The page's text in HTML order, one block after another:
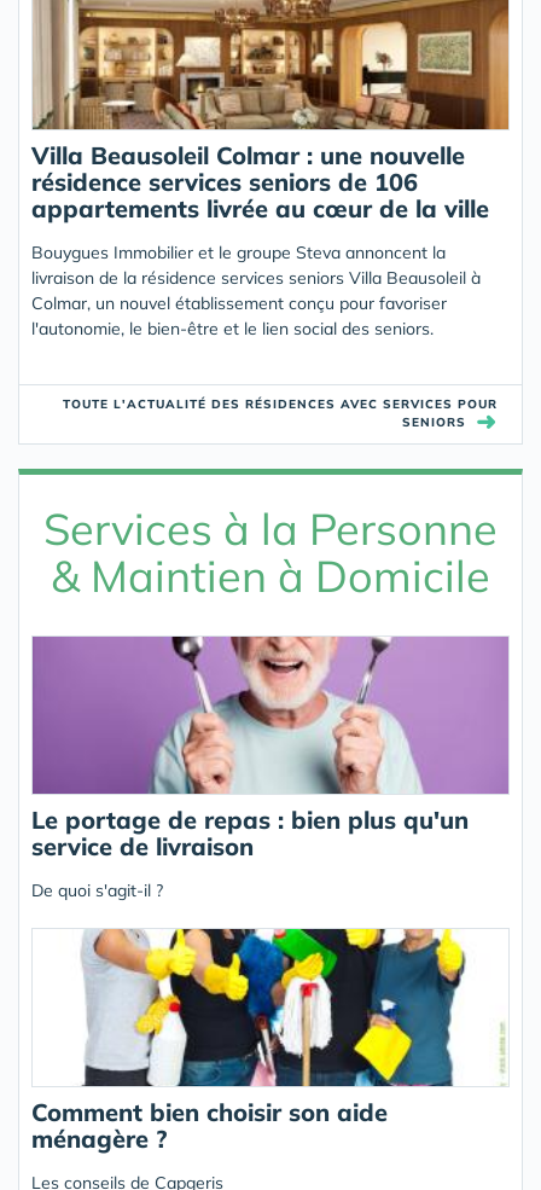
Villa Beausoleil Colmar : une nouvelle
résidence services seniors de 106
appartements livrée au cœur de la ville
Bouygues Immobilier et le groupe Steva annoncent la
livraison de la résidence services seniors Villa Beausoleil à
Colmar, un nouvel établissement conçu pour favoriser
l'autonomie, le bien-être et le lien social des seniors.
TOUTE L'ACTUALITÉ DES RÉSIDENCES AVEC SERVICES POUR
SENIORS
➜
Services à la Personne
& Maintien à Domicile
Le portage de repas : bien plus qu'un
service de livraison
De quoi s'agit-il ?
Comment bien choisir son aide
ménagère ?
Les conseils de Capgeris